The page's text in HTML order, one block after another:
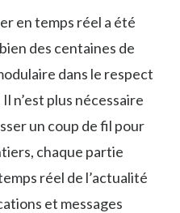
en temps réel a été
des centaines de
dans le respect
n’est plus nécessaire
un coup de fil pour
chaque partie
réel de l’actualité
et messages